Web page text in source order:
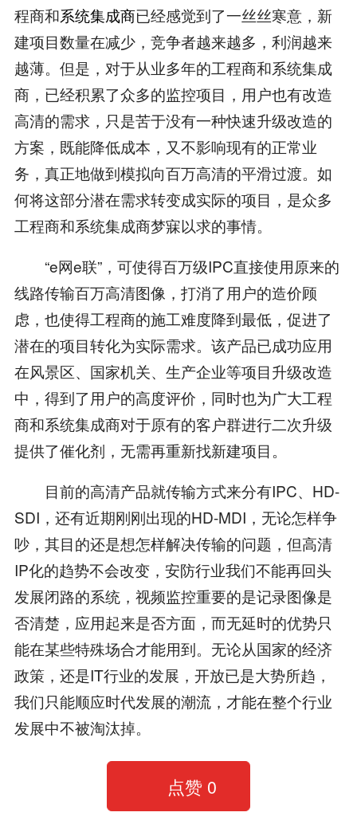
程商和系统集成商已经感觉到了一丝丝寒意，新
建项目数量在减少，竞争者越来越多，利润越来
越薄。但是，对于从业多年的工程商和系统集成
商，已经积累了众多的监控项目，用户也有改造
高清的需求，只是苦于没有一种快速升级改造的
方案，既能降低成本，又不影响现有的正常业
务，真正地做到模拟向百万高清的平滑过渡。如
何将这部分潜在需求转变成实际的项目，是众多
工程商和系统集成商梦寐以求的事情。
“e网e联”，可使得百万级IPC直接使用原来的
线路传输百万高清图像，打消了用户的造价顾
虑，也使得工程商的施工难度降到最低，促进了
潜在的项目转化为实际需求。该产品已成功应用
在风景区、国家机关、生产企业等项目升级改造
中，得到了用户的高度评价，同时也为广大工程
商和系统集成商对于原有的客户群进行二次升级
提供了催化剂，无需再重新找新建项目。
目前的高清产品就传输方式来分有IPC、HD-
SDI，还有近期刚刚出现的HD-MDI，无论怎样争
吵，其目的还是想怎样解决传输的问题，但高清
IP化的趋势不会改变，安防行业我们不能再回头
发展闭路的系统，视频监控重要的是记录图像是
否清楚，应用起来是否方面，而无延时的优势只
能在某些特殊场合才能用到。无论从国家的经济
政策，还是IT行业的发展，开放已是大势所趋，
我们只能顺应时代发展的潮流，才能在整个行业
发展中不被淘汰掉。
点赞 0